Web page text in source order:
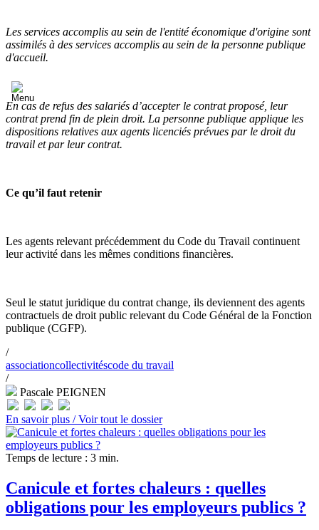
Les services accomplis au sein de l'entité économique d'origine sont
assimilés à des services accomplis au sein de la personne publique
d'accueil.
En cas de refus des salariés d’accepter le contrat proposé, leur
contrat prend fin de plein droit. La personne publique applique les
dispositions relatives aux agents licenciés prévues par le droit du
travail et par leur contrat.
Ce qu’il faut retenir
Les agents relevant précédemment du Code du Travail continuent
leur activité dans les mêmes conditions financières.
Seul le statut juridique du contrat change, ils deviennent des agents
contractuels de droit public relevant du Code Général de la Fonction
publique (CGFP).
/
associationcollectivitéscode du travail
/
Pascale PEIGNEN
En savoir plus /Voir tout le dossier
Temps de lecture : 3 min.
Canicule et fortes chaleurs : quelles
obligations pour les employeurs publics ?